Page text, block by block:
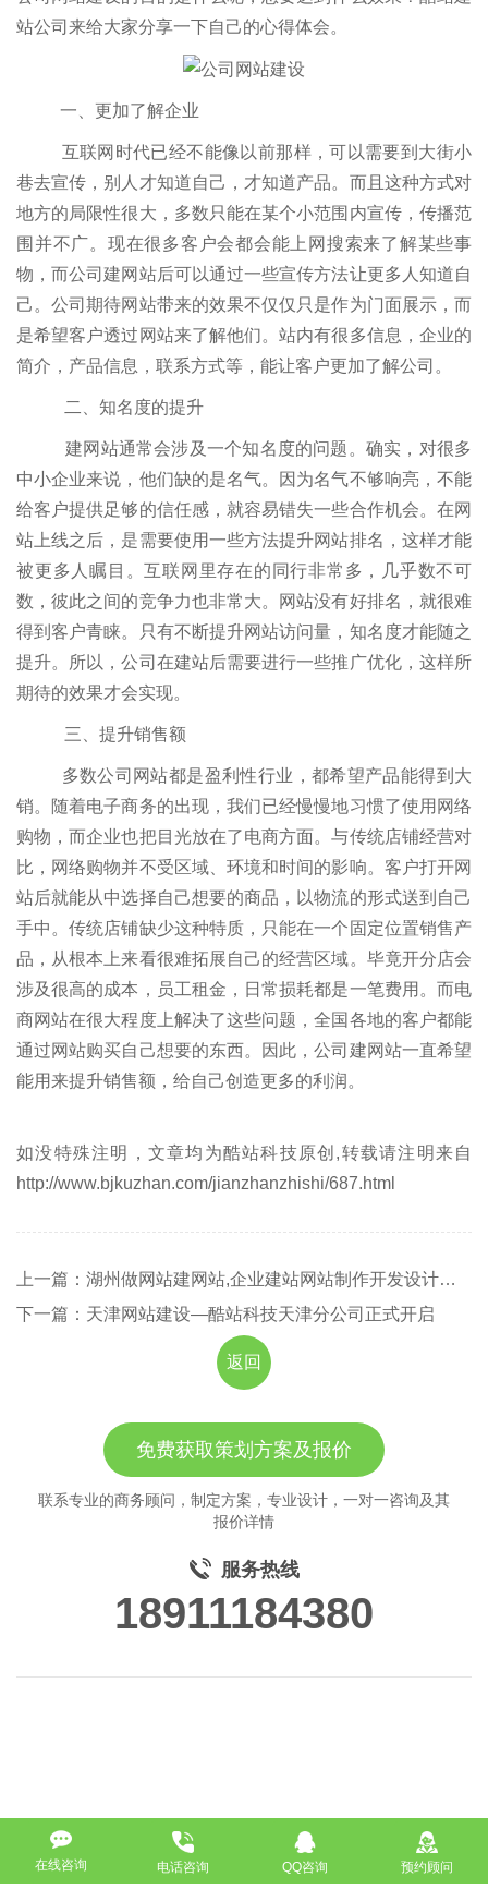
站公司来给大家分享一下自己的心得体会。
一、更加了解企业
互联网时代已经不能像以前那样，可以需要到大街小
巷去宣传，别人才知道自己，才知道产品。而且这种方式对
地方的局限性很大，多数只能在某个小范围内宣传，传播范
围并不广。现在很多客户会都会能上网搜索来了解某些事
物，而公司建网站后可以通过一些宣传方法让更多人知道自
己。公司期待网站带来的效果不仅仅只是作为门面展示，而
是希望客户透过网站来了解他们。站内有很多信息，企业的
简介，产品信息，联系方式等，能让客户更加了解公司。
二、知名度的提升
建网站通常会涉及一个知名度的问题。确实，对很多
中小企业来说，他们缺的是名气。因为名气不够响亮，不能
给客户提供足够的信任感，就容易错失一些合作机会。在网
站上线之后，是需要使用一些方法提升网站排名，这样才能
被更多人瞩目。互联网里存在的同行非常多，几乎数不可
数，彼此之间的竞争力也非常大。网站没有好排名，就很难
得到客户青睐。只有不断提升网站访问量，知名度才能随之
提升。所以，公司在建站后需要进行一些推广优化，这样所
期待的效果才会实现。
三、提升销售额
多数公司网站都是盈利性行业，都希望产品能得到大
销。随着电子商务的出现，我们已经慢慢地习惯了使用网络
购物，而企业也把目光放在了电商方面。与传统店铺经营对
比，网络购物并不受区域、环境和时间的影响。客户打开网
站后就能从中选择自己想要的商品，以物流的形式送到自己
手中。传统店铺缺少这种特质，只能在一个固定位置销售产
品，从根本上来看很难拓展自己的经营区域。毕竟开分店会
涉及很高的成本，员工租金，日常损耗都是一笔费用。而电
商网站在很大程度上解决了这些问题，全国各地的客户都能
通过网站购买自己想要的东西。因此，公司建网站一直希望
能用来提升销售额，给自己创造更多的利润。
如没特殊注明，文章均为酷站科技原创,转载请注明来自
http://www.bjkuzhan.com/jianzhanzhishi/687.html
上一篇：湖州做网站建网站,企业建站网站制作开发设计公司
下一篇：天津网站建设—酷站科技天津分公司正式开启
返回
免费获取策划方案及报价
联系专业的商务顾问，制定方案，专业设计，一对一咨询及其
报价详情
服务热线
18911184380
在线咨询 电话咨询 QQ咨询 预约顾问